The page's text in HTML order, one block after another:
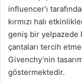
influencer’ı
kırmızı halı
geniş bir yelpazede
çantaları tercih
Givenchy’nin
göstermektedir.